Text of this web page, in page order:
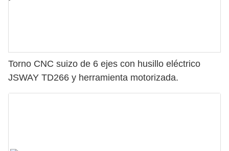
Torno CNC suizo de 6 ejes con husillo eléctrico
JSWAY TD266 y herramienta motorizada.